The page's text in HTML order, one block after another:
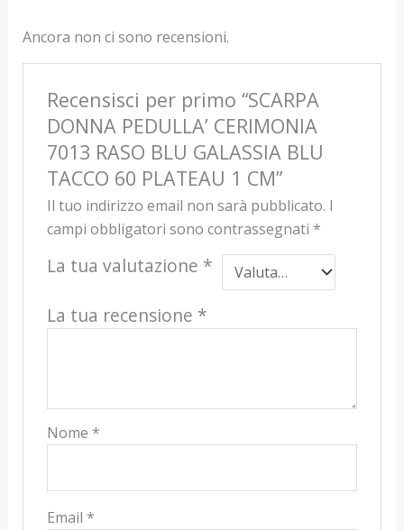
Ancora non ci sono recensioni.
Recensisci per primo “SCARPA
DONNA PEDULLA’ CERIMONIA
7013 RASO BLU GALASSIA BLU
TACCO 60 PLATEAU 1 CM”
Il tuo indirizzo email non sarà pubblicato. I
campi obbligatori sono contrassegnati *
La tua valutazione *
La tua recensione *
Nome *
Email *